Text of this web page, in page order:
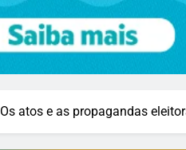
Os atos e as propagandas